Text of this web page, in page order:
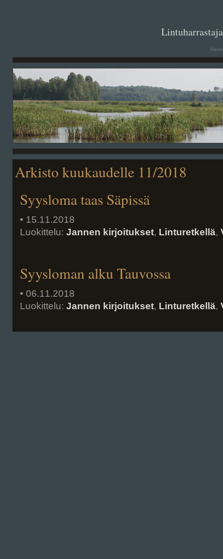
Arkisto kuukaudelle 11/2018
Syysloma taas Säpissä
• 15.11.2018
Luokittelu: Jannen kirjoitukset, Linturetkellä,
Syysloman alku Tauvossa
• 06.11.2018
Luokittelu: Jannen kirjoitukset, Linturetkellä,